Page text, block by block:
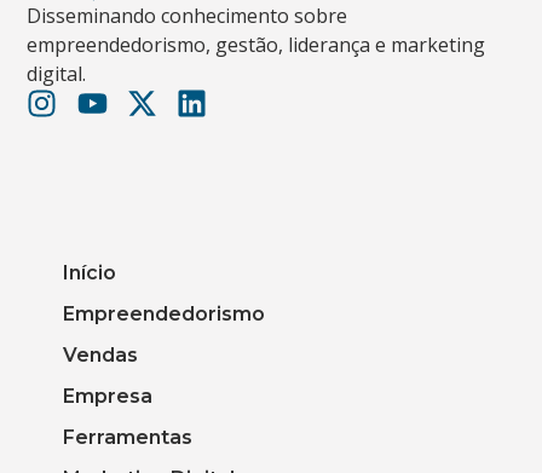
Disseminando conhecimento sobre
empreendedorismo, gestão, liderança e marketing
digital.
Início
Empreendedorismo
Vendas
Empresa
Ferramentas